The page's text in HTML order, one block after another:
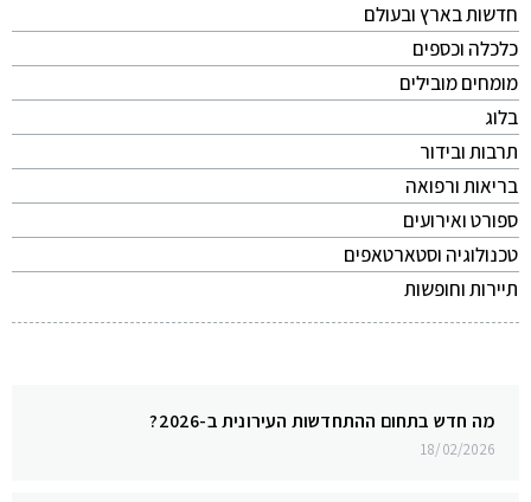
חדשות בארץ ובעולם
כלכלה וכספים
מומחים מובילים
בלוג
תרבות ובידור
בריאות ורפואה
ספורט ואירועים
טכנולוגיה וסטארטאפים
תיירות וחופשות
מה חדש בתחום ההתחדשות העירונית ב-2026?
18/02/2026